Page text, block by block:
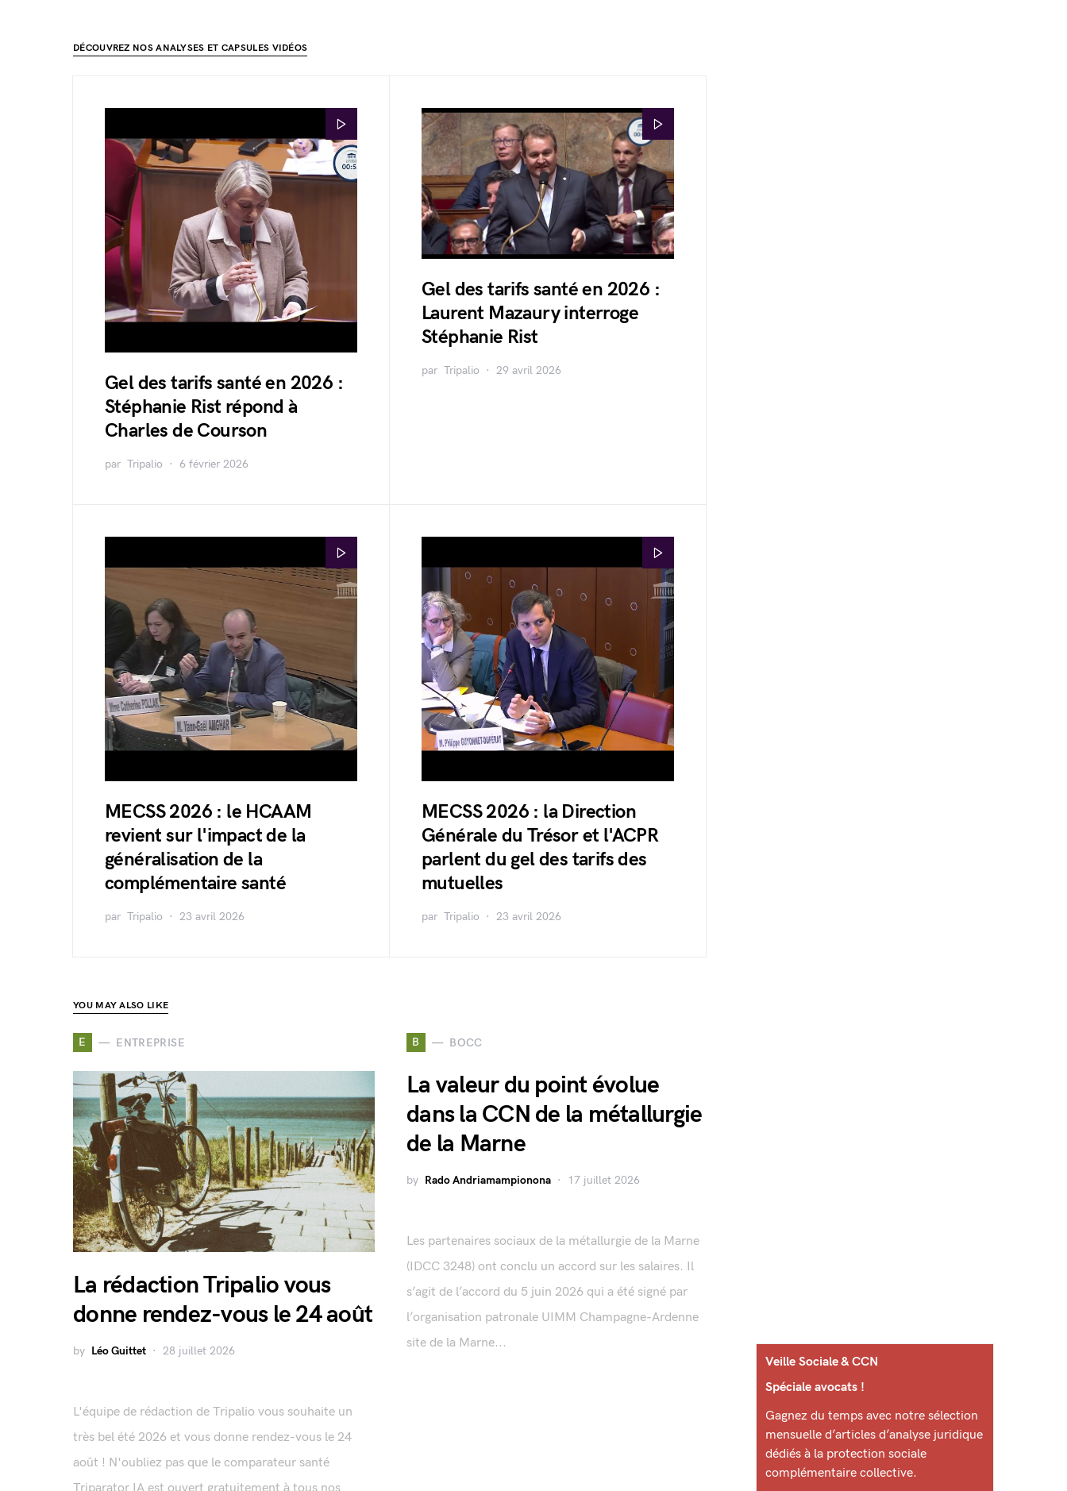
DÉCOUVREZ NOS ANALYSES ET CAPSULES VIDÉOS
Gel des tarifs santé en 2026 :
Stéphanie Rist répond à
Charles de Courson
par Tripalio 6 février 2026
Gel des tarifs santé en 2026 :
Laurent Mazaury interroge
Stéphanie Rist
par Tripalio 29 avril 2026
MECSS 2026 : le HCAAM
revient sur l'impact de la
généralisation de la
complémentaire santé
par Tripalio 23 avril 2026
MECSS 2026 : la Direction
Générale du Trésor et l'ACPR
parlent du gel des tarifs des
mutuelles
par Tripalio 23 avril 2026
YOU MAY ALSO LIKE
E ENTREPRISE
La rédaction Tripalio vous
donne rendez-vous le 24 août
by Léo Guittet 28 juillet 2026
L'équipe de rédaction de Tripalio vous souhaite un
très bel été 2026 et vous donne rendez-vous le 24
août ! N'oubliez pas que le comparateur santé
B BOCC
La valeur du point évolue
dans la CCN de la métallurgie
de la Marne
by Rado Andriamampionona 17 juillet 2026
Les partenaires sociaux de la métallurgie de la Marne
(IDCC 3248) ont conclu un accord sur les salaires. Il
s’agit de l’accord du 5 juin 2026 qui a été signé par
l’organisation patronale UIMM Champagne-Ardenne
site de la Marne...
Veille Sociale & CCN
Spéciale avocats !
Gagnez du temps avec notre sélection
mensuelle d’articles d’analyse juridique
dédiés à la protection sociale
complémentaire collective.